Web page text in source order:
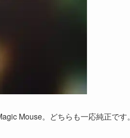
Mouse。どちらも一応純正です。